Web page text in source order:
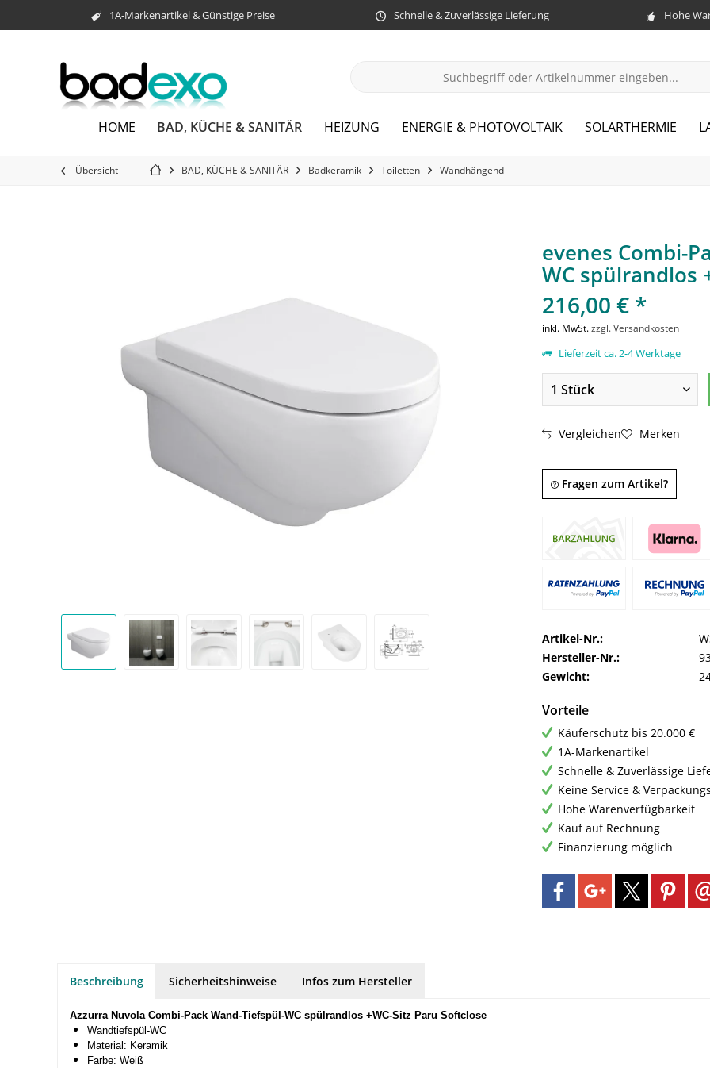
1A-Markenartikel & Günstige Preise Schnelle & Zuverlässige Lieferung Hohe
HOME BAD, KÜCHE & SANITÄR HEIZUNG ENERGIE & PHOTOVOLTAIK SOLARTHERMIE
Übersicht BAD, KÜCHE & SANITÄR Badkeramik Toiletten Wandhängend
evenes Combi-
WC spülrandlos
216,00 € *
inkl. MwSt.zzgl. Versandkosten
Lieferzeit ca. 2-4 Werktage
Vergleichen Merken
Fragen zum Artikel?
Artikel-Nr.:
Hersteller-Nr.:
Gewicht:
Vorteile
Käuferschutz bis 20.000 €
1A-Markenartikel
Schnelle & Zuverlässige
Keine Service &
Hohe Warenverfügbarkeit
Kauf auf Rechnung
Finanzierung möglich
Beschreibung Sicherheitshinweise Infos zum Hersteller
Azzurra Nuvola Combi-Pack Wand-Tiefspül-WC spülrandlos +WC-Sitz Paru Softclose
Wandtiefspül-WC
Material: Keramik
Farbe: Weiß